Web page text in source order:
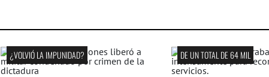
¿VOLVIÓ LA IMPUNIDAD? DE UN TOTAL DE 64 MIL